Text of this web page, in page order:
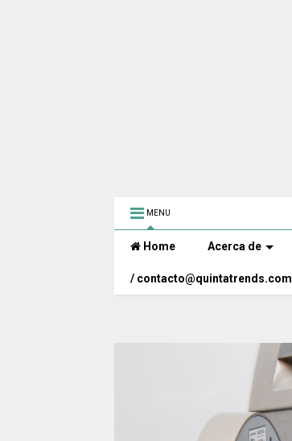
MENU
Home Acerca de
/ contacto@quintatrends.com